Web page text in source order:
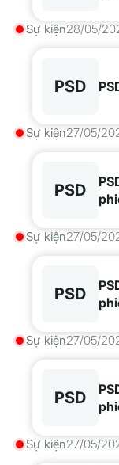
Sự kiện28/05/
PSD
Sự kiện27/05/
PSD
Sự kiện27/05/
PSD
Sự kiện27/05/
PSD
Sự kiện27/05/